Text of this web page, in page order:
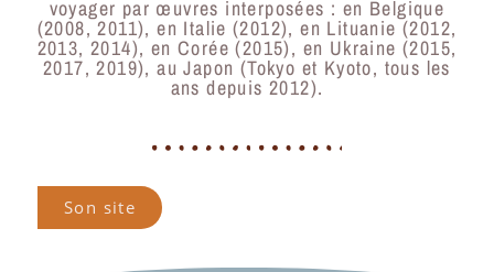
voyager par œuvres interposées : en Belgique
(2008, 2011), en Italie (2012), en Lituanie (2012,
2013, 2014), en Corée (2015), en Ukraine (2015,
2017, 2019), au Japon (Tokyo et Kyoto, tous les
ans depuis 2012).
Son site